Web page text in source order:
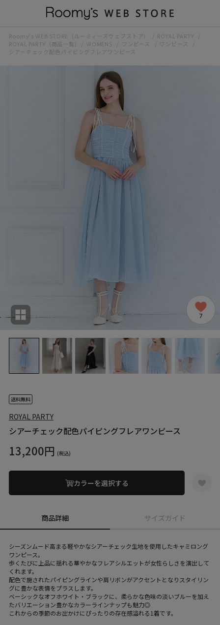
Roomy’s WEB STORE（ルーミィーズウェブストア）
ROYAL PARTY
ROYAL PARTY（商品一覧)
WOMENS ワンピース
ワンピース
シアーチェック配色パイピングフレアワンピース
7
送料無料
ROYAL PARTY
シアーチェック配色パイピングフレアワンピース
13,200円 (税込)
カラーを選択する
商品詳細 サイズガイド
シーズンムード高まる軽やかなシアーチェック生地を使用したキャミロング
ワンピース。
歩くたびに上品に揺れる華やかなフレアシルエットが女性らしさを演出して
くれます。
配色で施されたパイピングラインや肩リボンがアクセントとなりスタイリン
グに豊かな表情をプラスします。
ベーシックなオフホワイト・ブラックに、柔らかな色味の淡いブルーを加え
たバリエーション豊かなカラーラインナップも魅力◎
これからの季節のお出かけにぴったりの存在感溢れる1着です。